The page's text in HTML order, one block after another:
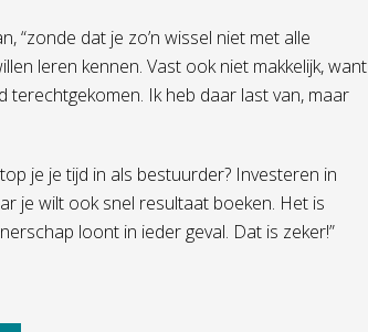
“zonde dat je zo’n wissel niet met alle
leren kennen. Vast ook niet makkelijk, want
Ik heb daar last van, maar
je je tijd in als bestuurder? Investeren in
je wilt ook snel resultaat boeken. Het is
loont in ieder geval. Dat is zeker!”